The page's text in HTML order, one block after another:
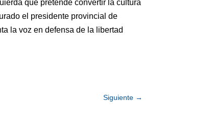
que pretende convertir la cultura
el presidente provincial de
la voz en defensa de la libertad
Siguiente→